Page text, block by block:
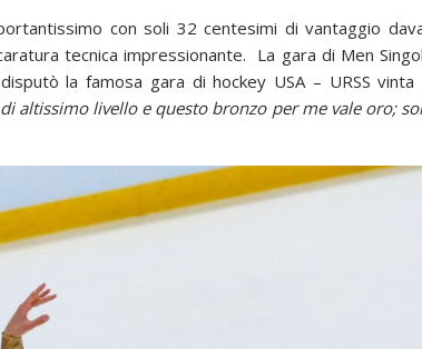
con soli 32 centesimi di vantaggio
tecnica impressionante. La gara di Men
la famosa gara di hockey USA – URSS vinta
altissimo livello e questo bronzo per me vale oro;